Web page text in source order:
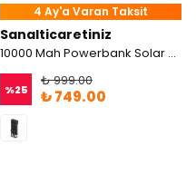
4 Ay'a Varan Taksit
Sanalticaretiniz
10000 Mah Powerbank Solar Panelli Güneş Enerjili
%25
₺ 999.00
₺ 749.00